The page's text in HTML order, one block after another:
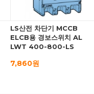
LS산전 차단기 MCCB
ELCB용 경보스위치 AL
LWT 400-800-LS
7,860원